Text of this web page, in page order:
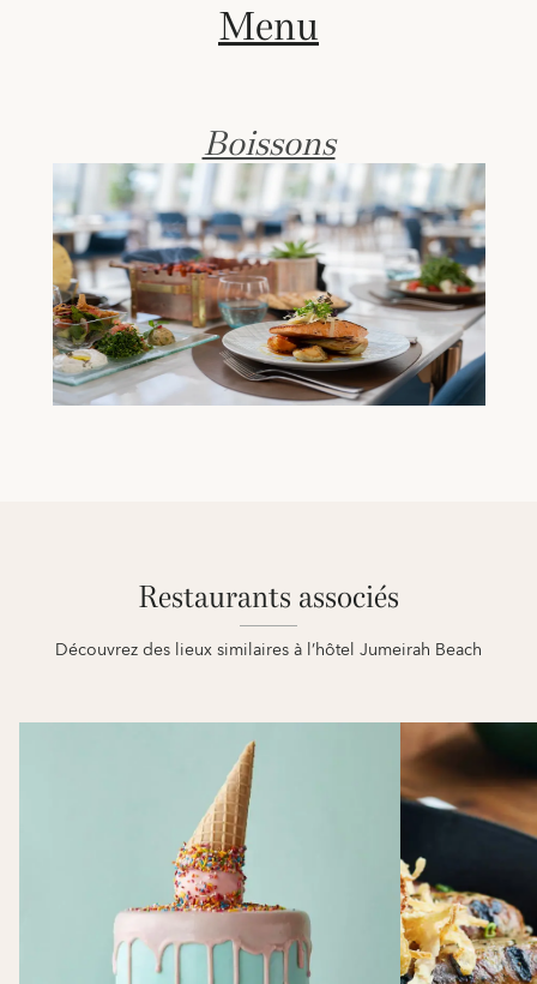
Menu
Boissons
Restaurants associés
Découvrez des lieux similaires à l’hôtel Jumeirah Beach